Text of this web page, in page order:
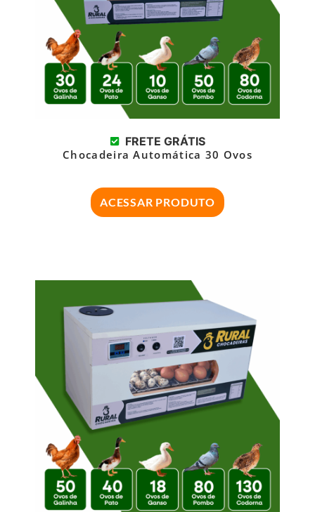
FRETE GRÁTIS
Chocadeira Automática 30 Ovos
ACESSAR PRODUTO